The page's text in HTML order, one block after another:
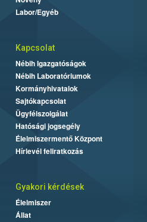
Labor/Egyéb
Kapcsolat
Nébih Igazgatóságok
Nébih Laboratóriumok
Kormányhivatalok
Sajtókapcsolat
Ügyfélszolgálat
Hatósági jogsegély
Élelmiszermentő Központ
Hírlevél feliratkozás
Gyakori kérdések
Élelmiszer
Állat